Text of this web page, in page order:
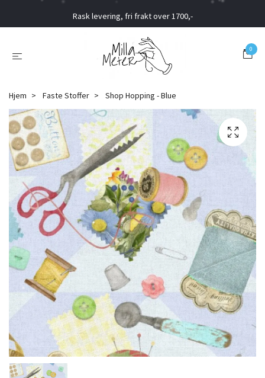
Rask levering, fri frakt over 1700,-
0
Hjem Faste Stoffer Shop Hopping - Blue